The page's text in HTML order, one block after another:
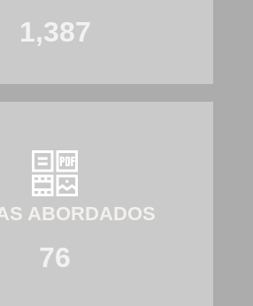
1,387
ABORDADOS
76